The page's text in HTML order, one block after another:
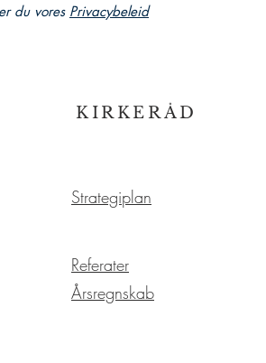
du vores Privacybeleid
KIRKERÅD
Strategiplan
Referater
Årsregnskab